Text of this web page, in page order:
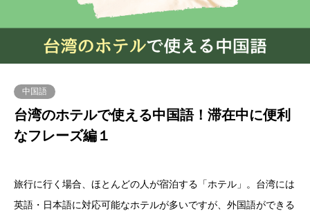
中国語
台湾のホテルで使える中国語！滞在中に便利
なフレーズ編１
旅行に行く場合、ほとんどの人が宿泊する「ホテル」。台湾には
英語・日本語に対応可能なホテルが多いですが、外国語ができる